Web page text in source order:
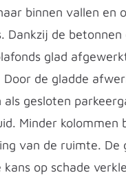
binnen vallen en
Dankzij de
glad
de gladde
gesloten
Minder kolommen
van de ruimte. De
op schade